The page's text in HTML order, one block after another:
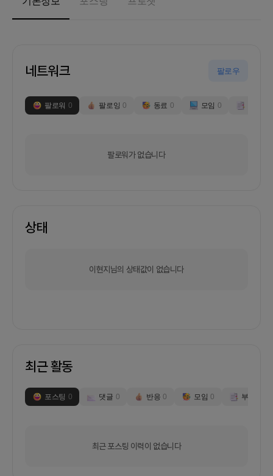
네트워크 팔로우
팔로워 0 팔로잉 0 동료 0 모임 0
팔로워가 없습니다
상태
이현지님의 상태값이 없습니다
최근 활동
포스팅 0 댓글 0 반응 0 모임 0 부스
최근 포스팅 이력이 없습니다